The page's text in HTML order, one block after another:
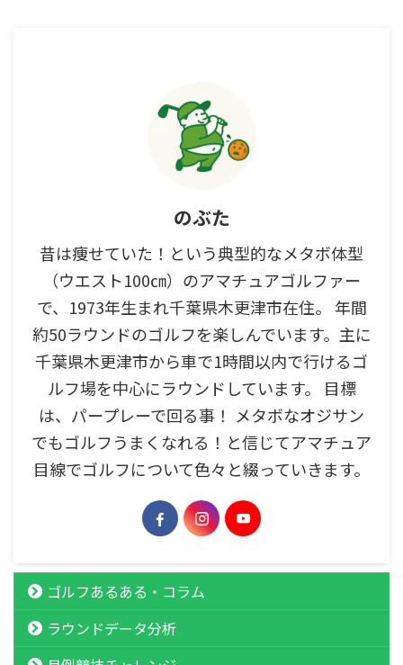
のぶた
昔は痩せていた！という典型的なメタボ体型
（ウエスト100㎝）のアマチュアゴルファー
で、1973年生まれ千葉県木更津市在住。 年間
約50ラウンドのゴルフを楽しんでいます。主に
千葉県木更津市から車で1時間以内で行けるゴ
ルフ場を中心にラウンドしています。 目標
は、パープレーで回る事！ メタボなオジサン
でもゴルフうまくなれる！と信じてアマチュア
目線でゴルフについて色々と綴っていきます。
ゴルフあるある・コラム
ラウンドデータ分析